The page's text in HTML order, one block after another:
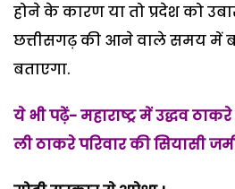
होने के कारण या तो प्रदेश को
छत्तीसगढ़ की आने वाले समय में
बताएगा.
ये भी पढ़ें- महाराष्ट्र में उद्धव
ली ठाकरे परिवार की सियासी